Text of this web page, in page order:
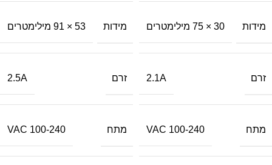
מידות 30 × 75 מילימטרים
זרם 2.1A
מתח 100-240 VAC
מידות 53 × 91 מילימטרים
זרם 2.5A
מתח 100-240 VAC